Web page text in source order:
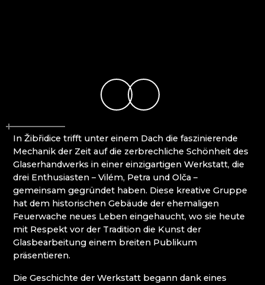
PRECIOSA LIGHTING
PROUSEK EXKLUSIVE LIGHTING
RESORT HVOZD
SKLO.
STUDIO VINU
SVOJKOV GLASHÜTTE, JIŘÍ HAIDL
TGK - TECHNIK, GLAS UND KUNST
TRISHARDS
VAGNERGLASS
VEREIN DER FREUNDE DER GLASHÜTTE
CHŘIBSKÁ
VLADIMIR KLEIN
VYDRY STUDIO
(CHRISTOFSGRUND)
In Žibřidice trifft unter einem Dach die faszinierende
Mechanik der Zeit auf die zerbrechliche Schönheit des
Glaserhandwerks in einer einzigartigen Werkstatt, die
drei Enthusiasten – Vilém, Petra und Olča –
gemeinsam gegründet haben. Diese kreative Gruppe
hat dem historischen Gebäude der ehemaligen
Feuerwache neues Leben eingehaucht, wo sie heute
mit Respekt vor der Tradition die Kunst der
Glasbearbeitung einem breiten Publikum
präsentieren.
Die Geschichte der Werkstatt begann dank eines